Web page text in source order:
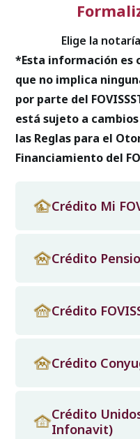
Crédito Mi
Crédito
Crédito
Crédito
Crédito
Infonavit)
Elige la
*Esta información es
que no implica
por parte del
está sujeto a
las Reglas para el
Financiamiento del